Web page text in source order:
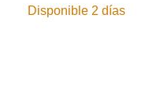
Disponible 2 días